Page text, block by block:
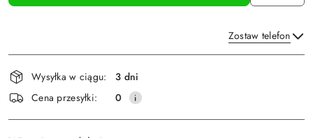
Zostaw telefon
Wyślij
Dostępność
i
dostawa
Wysyłka w ciągu:
3 dni
Cena przesyłki:
0